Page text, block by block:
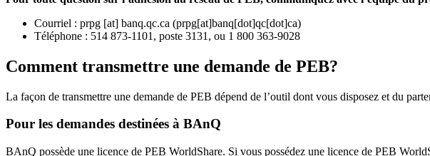
Courriel : prpg [at] banq.qc.ca (prpg[at]banq[dot]qc[dot]ca)
Téléphone : 514 873-1101, poste 3131, ou 1 800 363-9028
Comment transmettre une demande de PEB?
La façon de transmettre une demande de PEB dépend de l’outil dont vous disposez et du
Pour les demandes destinées à BAnQ
BAnQ possède une licence de PEB WorldShare. Si vous possédez une licence de PEB